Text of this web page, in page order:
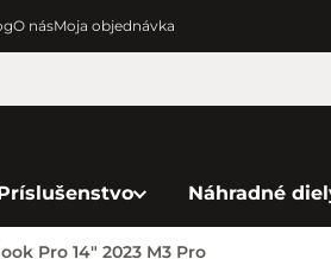
O násMoja objednávka
Náhradné
Pro 14" 2023 M3 Pro